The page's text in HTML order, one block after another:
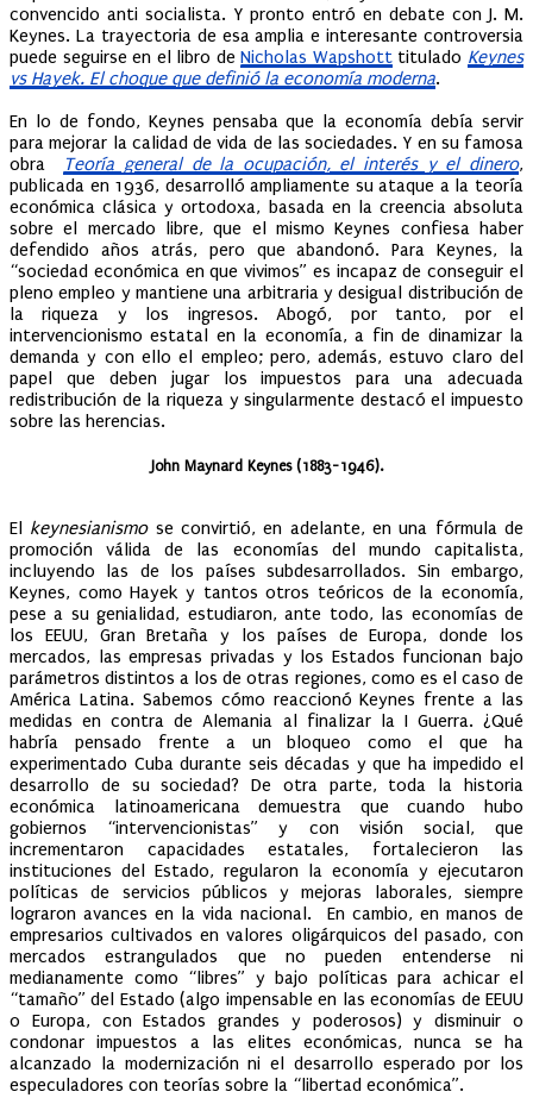
convencido anti socialista. Y pronto entró en debate con J. M.
Keynes. La trayectoria de esa amplia e interesante controversia
puede seguirse en el libro deNicholas Wapshotttitulado Keynes
vs Hayek. El choque que definió la economía moderna.
En lo de fondo, Keynes pensaba que la economía debía servir
para mejorar la calidad de vida de las sociedades. Y en su famosa
obra
Teoría general de la ocupación, el interés y el dinero,
publicada en 1936, desarrolló ampliamente su ataque a la teoría
económica clásica y ortodoxa, basada en la creencia absoluta
sobre el mercado libre, que el mismo Keynes confiesa haber
defendido años atrás, pero que abandonó. Para Keynes, la
“sociedad económica en que vivimos” es incapaz de conseguir el
pleno empleo y mantiene una arbitraria y desigual distribución de
la riqueza y los ingresos. Abogó, por tanto, por el
intervencionismo estatal en la economía, a fin de dinamizar la
demanda y con ello el empleo; pero, además, estuvo claro del
papel que deben jugar los impuestos para una adecuada
redistribución de la riqueza y singularmente destacó el impuesto
sobre las herencias.
John Maynard Keynes (1883-1946).
El keynesianismose convirtió, en adelante, en una fórmula de
promoción válida de las economías del mundo capitalista,
incluyendo las de los países subdesarrollados. Sin embargo,
Keynes, como Hayek y tantos otros teóricos de la economía,
pese a su genialidad, estudiaron, ante todo, las economías de
los EEUU, Gran Bretaña y los países de Europa, donde los
mercados, las empresas privadas y los Estados funcionan bajo
parámetros distintos a los de otras regiones, como es el caso de
América Latina. Sabemos cómo reaccionó Keynes frente a las
medidas en contra de Alemania al finalizar la I Guerra. ¿Qué
habría pensado frente a un bloqueo como el que ha
experimentado Cuba durante seis décadas y que ha impedido el
desarrollo de su sociedad? De otra parte, toda la historia
económica latinoamericana demuestra que cuando hubo
gobiernos “intervencionistas” y con visión social, que
incrementaron capacidades estatales, fortalecieron las
instituciones del Estado, regularon la economía y ejecutaron
políticas de servicios públicos y mejoras laborales, siempre
lograron avances en la vida nacional. En cambio, en manos de
empresarios cultivados en valores oligárquicos del pasado, con
mercados estrangulados que no pueden entenderse ni
medianamente como “libres” y bajo políticas para achicar el
“tamaño” del Estado (algo impensable en las economías de EEUU
o Europa, con Estados grandes y poderosos) y disminuir o
condonar impuestos a las elites económicas, nunca se ha
alcanzado la modernización ni el desarrollo esperado por los
especuladores con teorías sobre la “libertad económica”.